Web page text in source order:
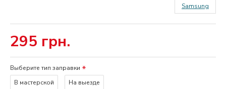
295 грн.
Samsung
Выберите тип заправки
В мастерской
На выезде